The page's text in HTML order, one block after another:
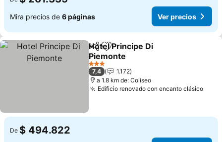
Mira precios de 6 páginas Ver precios
CompartirAgregar a favoritos
Hotel Principe Di
Piemonte
3 Estrellas
7,4
1.172
a 1.8 km de: Coliseo
Edificio renovado con encanto clásico
De $ 494.822